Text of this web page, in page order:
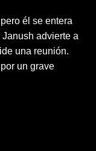
él se entera
advierte a
una reunión.
un grave